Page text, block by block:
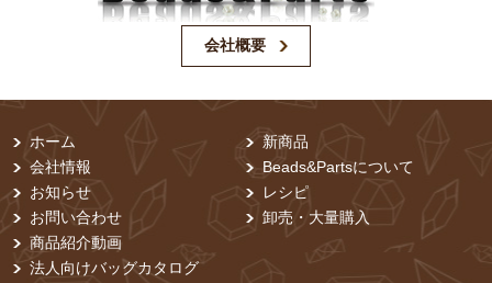
会社概要
ホーム
会社情報
お知らせ
お問い合わせ
商品紹介動画
法人向けバッグカタログ
新商品
Beads&Partsについて
レシピ
卸売・⼤量購⼊